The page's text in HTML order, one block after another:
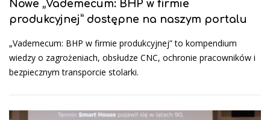
Nowe „Vademecum: BHP w firmie
produkcyjnej” dostępne na naszym portalu
„Vademecum: BHP w firmie produkcyjnej” to kompendium
wiedzy o zagrożeniach, obsłudze CNC, ochronie pracowników i
bezpiecznym transporcie stolarki.